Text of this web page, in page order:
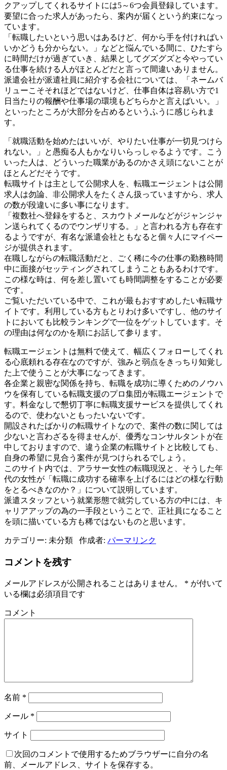
クアップしてくれるサイトには5～6つ会員登録しています。
要望に合った求人があったら、案内が届くという約束になっ
ています。
「転職したいという思いはあるけど、何から手を付ければい
いかどうも分からない。」などと悩んでいる間に、ひたすら
に時間だけが過ぎていき、結果としてグズグズと今やってい
る仕事を続ける人がほとんどだと言って間違いありません。
派遣会社が派遣社員に紹介する会社については、「ネームバ
リューこそそれほどではないけど、仕事自体は容易い方で1
日当たりの報酬や仕事場の環境もどちらかと言えばいい。」
といったところが大部分を占めるというふうに感じられま
す。
「就職活動を始めたはいいが、やりたい仕事が一切見つけら
れない。」と愚痴る人もかなりいらっしゃるようです。こう
いった人は、どういった職業があるのかさえ頭にないことが
ほとんどだそうです。
転職サイトは主として公開求人を、転職エージェントは公開
求人は勿論、非公開求人をたくさん扱っていますから、求人
の数が段違いに多い事になります。
「複数社へ登録をすると、スカウトメールなどがジャンジャ
ン送られてくるのでウンザリする。」と言われる方も存在す
るようですが、有名な派遣会社ともなると個々人にマイペー
ジが提供されます。
在職しながらの転職活動だと、ごく稀に今の仕事の勤務時間
中に面接がセッティングされてしまうこともあるわけです。
この様な時は、何を差し置いても時間調整をすることが必要
です。
ご覧いただいている中で、これが最もおすすめしたい転職サ
イトです。利用している方もとりわけ多いですし、他のサイ
トにおいても比較ランキングで一位をゲットしています。そ
の理由は何なのかを順にお話して参ります。
転職エージェントは無料で使えて、幅広くフォローしてくれ
る心底頼れる存在なのですが、強みと弱点をきっちり知覚し
た上で使うことが大事になってきます。
各企業と親密な関係を持ち、転職を成功に導くためのノウハ
ウを保有している転職支援のプロ集団が転職エージェントで
す。料金なしで懇切丁寧に転職支援サービスを提供してくれ
るので、使わないともったいないです。
開設されたばかりの転職サイトなので、案件の数に関しては
少ないと言わざるを得ませんが、優秀なコンサルタントが在
中しておりますので、違う企業の転職サイトと比較しても、
自身の希望に見合う案件が見つけられるでしょう。
このサイト内では、アラサー女性の転職現況と、そうした年
代の女性が「転職に成功する確率を上げるにはどの様な行動
をとるべきなのか？」について説明しています。
派遣スタッフという就業形態で就労している方の中には、キ
ャリアアップの為の一手段ということで、正社員になること
を頭に描いている方も稀ではないものと思います。
カテゴリー: 未分類 作成者: パーマリンク
コメントを残す
メールアドレスが公開されることはありません。 * が付いて
いる欄は必須項目です
コメント
名前 *
メール *
サイト
次回のコメントで使用するためブラウザーに自分の名
前、メールアドレス、サイトを保存する。